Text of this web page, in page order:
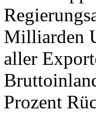
Milliarden
aller
Prozent